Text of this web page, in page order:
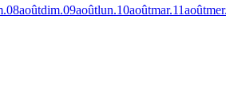
08aoûtdim.09aoûtlun.10aoûtmar.11août